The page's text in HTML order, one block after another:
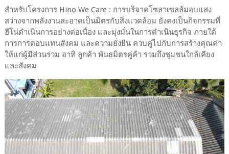
สำหรับโครงการ Hino We Care : การบริจาคโซลาเซลล์มอบแสง
สว่างจากพลังงานสะอาดเป็นมิตรกับสิ่งแวดล้อม ยังคงเป็นกิจกรรมที่
ฮีโน่ดำเนินการอย่างต่อเนื่อง และมุ่งมั่นในการดำเนินธุรกิจ ภายใต้
การการตอบแทนสังคม และความยั่งยืน ควบคู่ไปกับการสร้างคุณค่า
ให้แก่ผู้มีส่วนร่วม อาทิ ลูกค้า พันธมิตรคู่ค้า รวมถึงชุมชนใกล้เคียง
และสังคม